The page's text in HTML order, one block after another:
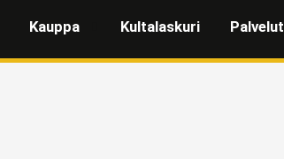
Kauppa Kultalaskuri Palvelut